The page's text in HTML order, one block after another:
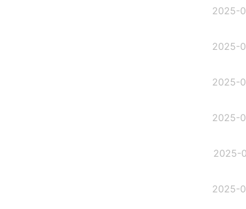
2025-
2025-
2025-
2025-
2025-
2025-